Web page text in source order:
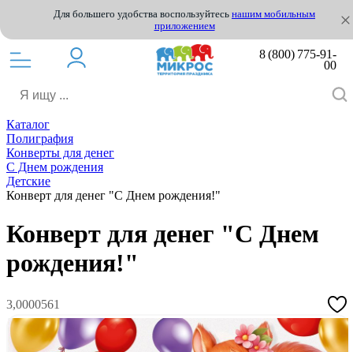
Для большего удобства воспользуйтесь нашим мобильным
приложением
8 (800) 775-91-
00
Каталог
Полиграфия
Конверты для денег
С Днем рождения
Детские
Конверт для денег "С Днем рождения!"
Конверт для денег "С Днем
рождения!"
3,0000561